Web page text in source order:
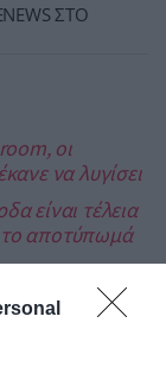
ΣΤΟ
οι
να λυγίσει
είναι τέλεια
αποτύπωμά
με την